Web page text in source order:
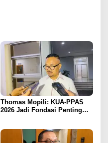
Thomas Mopili: KUA-PPAS
2026 Jadi Fondasi Penting